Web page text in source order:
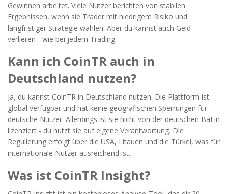
Gewinnen arbeitet. Viele Nutzer berichten von stabilen
Ergebnissen, wenn sie Trader mit niedrigem Risiko und
langfristiger Strategie wählen. Aber du kannst auch Geld
verlieren - wie bei jedem Trading.
Kann ich CoinTR auch in
Deutschland nutzen?
Ja, du kannst CoinTR in Deutschland nutzen. Die Plattform ist
global verfügbar und hat keine geografischen Sperrungen für
deutsche Nutzer. Allerdings ist sie nicht von der deutschen BaFin
lizenziert - du nutzt sie auf eigene Verantwortung. Die
Regulierung erfolgt über die USA, Litauen und die Türkei, was für
internationale Nutzer ausreichend ist.
Was ist CoinTR Insight?